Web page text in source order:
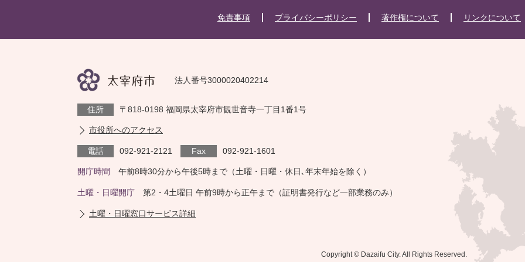
免責事項 プライバシーポリシー 著作権について リンクについて
法人番号3000020402214
住所 〒818-0198 福岡県太宰府市観世音寺一丁目1番1号
市役所へのアクセス
電話 092-921-2121 Fax 092-921-1601
開庁時間 午前8時30分から午後5時まで（土曜・日曜・休日､年末年始を除く）
土曜・日曜開庁 第2・4土曜日 午前9時から正午まで（証明書発行など一部業務のみ）
土曜・日曜窓口サービス詳細
Copyright © Dazaifu City. All Rights Reserved.